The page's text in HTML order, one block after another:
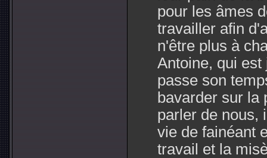
pour les âmes
travailler afin
n'être plus à
Antoine, qui
passe son
bavarder sur la
parler de nous,
vie de fainéant
travail et la